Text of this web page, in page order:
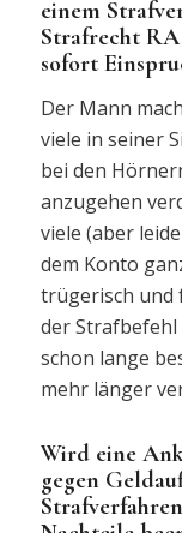
einem
Strafrecht
sofort
Der Mann
viele in seiner
bei den
anzugehen
viele (aber
dem Konto
trügerisch und
der
schon lange
mehr länger
Wird eine
gegen